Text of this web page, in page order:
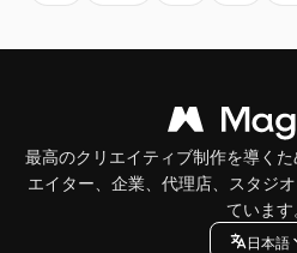
最高のクリエイティブ制作を導く
エイター、企業、代理店、スタジ
ています
日本語